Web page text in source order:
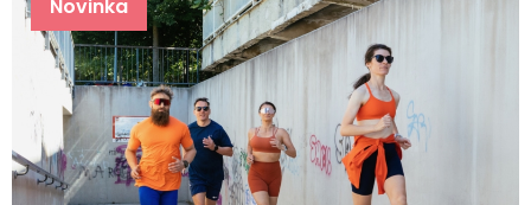
Novinka